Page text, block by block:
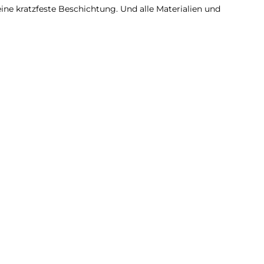
kratzfeste Beschichtung. Und alle Materialien und